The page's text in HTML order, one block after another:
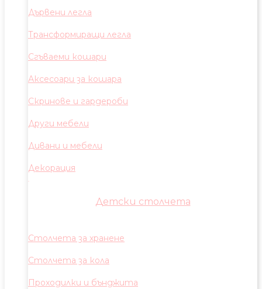
Дървени легла
Трансформиращи легла
Сгъваеми кошари
Аксесоари за кошара
Скринове и гардероби
Други мебели
Дивани и мебели
Декорация
Детски столчета
Столчета за хранене
Столчета за кола
Проходилки и бънджита